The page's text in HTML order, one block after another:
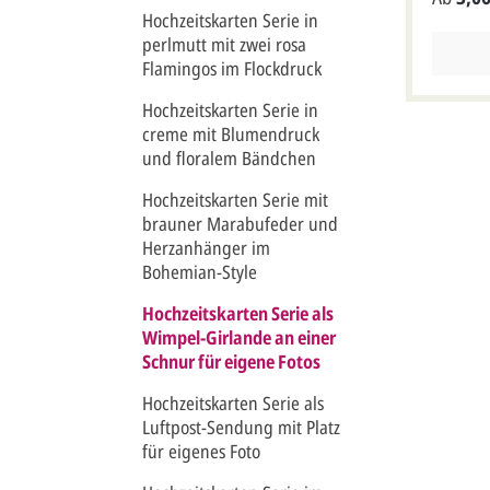
Hochzeitskarten Serie in
perlmutt mit zwei rosa
Flamingos im Flockdruck
Hochzeitskarten Serie in
creme mit Blumendruck
und floralem Bändchen
Hochzeitskarten Serie mit
brauner Marabufeder und
Herzanhänger im
Bohemian-Style
Hochzeitskarten Serie als
Wimpel-Girlande an einer
Schnur für eigene Fotos
Hochzeitskarten Serie als
Luftpost-Sendung mit Platz
für eigenes Foto